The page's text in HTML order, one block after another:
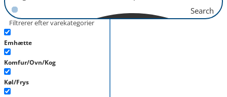
Search
Filtrerer efter varekategorier
Emhætte
Komfur/Ovn/Kog
Køl/Frys